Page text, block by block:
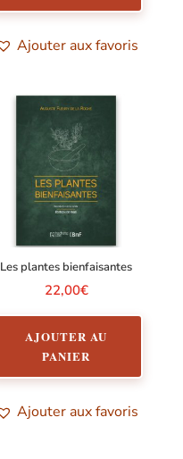
Ajouter aux favoris
Les plantes bienfaisantes
22,00€
AJOUTER AU
PANIER
Ajouter aux favoris